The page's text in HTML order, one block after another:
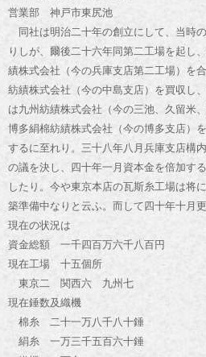
営業部 神戸市東尻池
同社は明治二十年の創立にして、当時
りしが、爾後二十六年同第二工場を起し
績株式会社（今の兵庫支店第二工場）を
紡績株式会社（今の中島支店）を買収し
は九州紡績株式会社（今の三池、久留米
博多絹棉紡績株式会社（今の博多支店）
するに至れり。三十八年八月兵庫支店構
の議を決し、四十年一月資本金を倍加す
したり。今や東京本店の瓦斯糸工場は将
築準備中なりと云ふ。而して四十年十月
現在の状況は
資金総額 一千四百万六千八百円
現在工場 十五個所
東京二 関西六 九州七
現在錘数及織機
棉糸 二十一万八千八十錘
絹糸 一万三千五百六十錘